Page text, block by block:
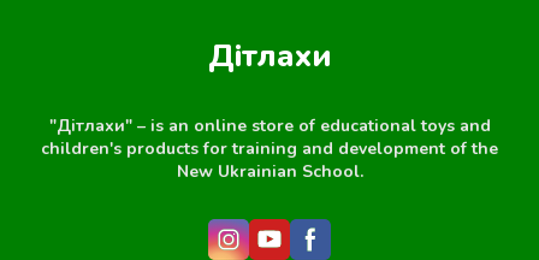
Дітлахи
"Дітлахи" – is an online store of educational toys and
children's products for training and development of the
New Ukrainian School.